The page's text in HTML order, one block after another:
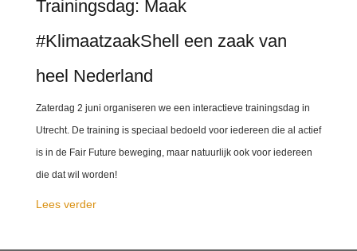
Trainingsdag: Maak
#KlimaatzaakShell een zaak van
heel Nederland
Zaterdag 2 juni organiseren we een interactieve trainingsdag in
Utrecht. De training is speciaal bedoeld voor iedereen die al actief
is in de Fair Future beweging, maar natuurlijk ook voor iedereen
die dat wil worden!
Lees verder